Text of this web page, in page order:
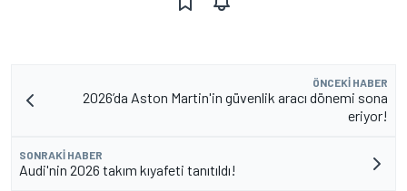
ÖNCEKI HABER
2026’da Aston Martin'in güvenlik aracı dönemi sona
eriyor!
SONRAKI HABER
Audi'nin 2026 takım kıyafeti tanıtıldı!